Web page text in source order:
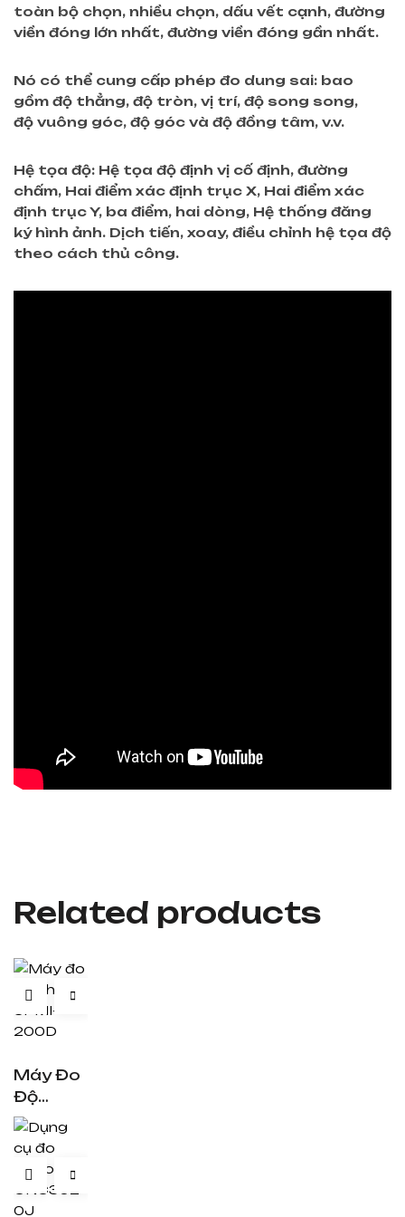
toàn bộ chọn, nhiều chọn, dấu vết cạnh, đường
viền đóng lớn nhất, đường viền đóng gần nhất.
Nó có thể cung cấp phép đo dung sai: bao
gồm độ thẳng, độ tròn, vị trí, độ song song,
độ vuông góc, độ góc và độ đồng tâm, v.v.
Hệ tọa độ: Hệ tọa độ định vị cố định, đường
chấm, Hai điểm xác định trục X, Hai điểm xác
định trục Y, ba điểm, hai dòng, Hệ thống đăng
ký hình ảnh. Dịch tiến, xoay, điều chỉnh hệ tọa độ
theo cách thủ công.
Related products
Máy Đo
Độ
Nhám
SPMI-
200D